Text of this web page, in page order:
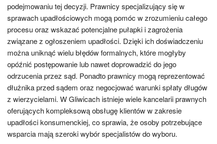
podejmowaniu tej decyzji. Prawnicy specjalizujący się w
sprawach upadłościowych mogą pomóc w zrozumieniu całego
procesu oraz wskazać potencjalne pułapki i zagrożenia
związane z ogłoszeniem upadłości. Dzięki ich doświadczeniu
można uniknąć wielu błędów formalnych, które mogłyby
opóźnić postępowanie lub nawet doprowadzić do jego
odrzucenia przez sąd. Ponadto prawnicy mogą reprezentować
dłużnika przed sądem oraz negocjować warunki spłaty długów
z wierzycielami. W Gliwicach istnieje wiele kancelarii prawnych
oferujących kompleksową obsługę klientów w zakresie
upadłości konsumenckiej, co sprawia, że osoby potrzebujące
wsparcia mają szeroki wybór specjalistów do wyboru.